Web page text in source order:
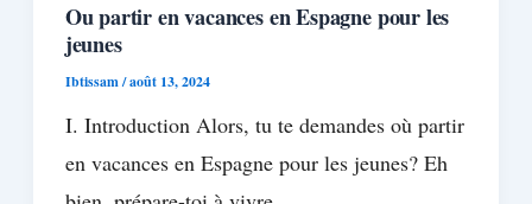
Ou partir en vacances en Espagne pour les
jeunes
Ibtissam/août 13, 2024
I. Introduction Alors, tu te demandes où partir
en vacances en Espagne pour les jeunes? Eh